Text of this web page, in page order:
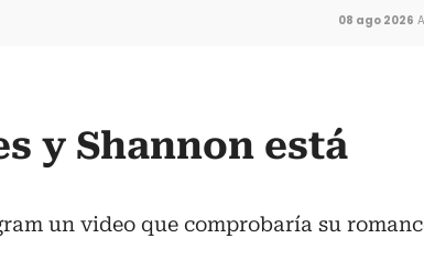
08 ago 2026
y Shannon está
un video que comprobaría su